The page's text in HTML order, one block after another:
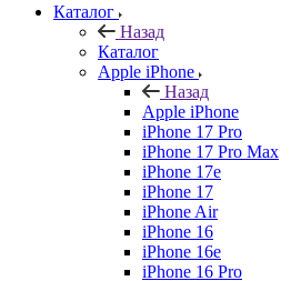
Каталог
Назад
Каталог
Apple iPhone
Назад
Apple iPhone
iPhone 17 Pro
iPhone 17 Pro Max
iPhone 17e
iPhone 17
iPhone Air
iPhone 16
iPhone 16e
iPhone 16 Pro